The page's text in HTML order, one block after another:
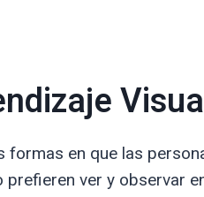
formas en que las
ver y observar